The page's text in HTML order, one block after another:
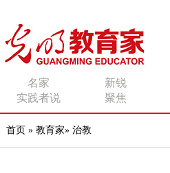
名家 新锐
实践者说
聚焦
首页 » 教育家» 治教